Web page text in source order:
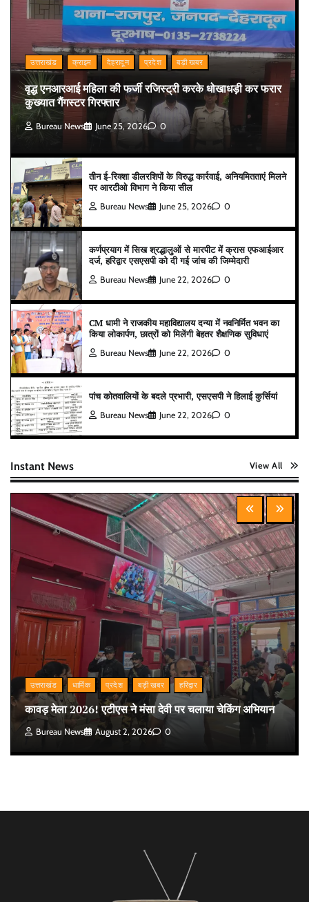
उत्तराखंड क्राइम देहरादून प्रदेश बड़ी खबर
वृद्ध एनआरआई महिला की फर्जी रजिस्ट्री करके धोखाधड़ी कर फरार
कुख्यात गैंगस्टर गिरफ्तार
Bureau News June 25, 2026 0
तीन ई-रिक्शा डीलरशिपों के विरुद्ध कार्रवाई, अनियमितताएं मिलने
पर आरटीओ विभाग ने किया सील
Bureau News June 25, 2026 0
कर्णप्रयाग में सिख श्रद्धालुओं से मारपीट में क्रास एफआईआर
दर्ज, हरिद्वार एसएसपी को दी गई जांच की जिम्मेदारी
Bureau News June 22, 2026 0
CM धामी ने राजकीय महाविद्यालय दन्या में नवनिर्मित भवन का
किया लोकार्पण, छात्रों को मिलेंगी बेहतर शैक्षणिक सुविधाएं
Bureau News June 22, 2026 0
पांच कोतवालियों के बदले प्रभारी, एसएसपी ने हिलाई कुर्सियां
Bureau News June 22, 2026 0
Instant News View All
उत्तराखंड धार्मिक प्रदेश बड़ी खबर हरिद्वार
कावड़ मेला 2026! एटीएस ने मंसा देवी पर चलाया चेकिंग अभियान
Bureau News August 2, 2026 0